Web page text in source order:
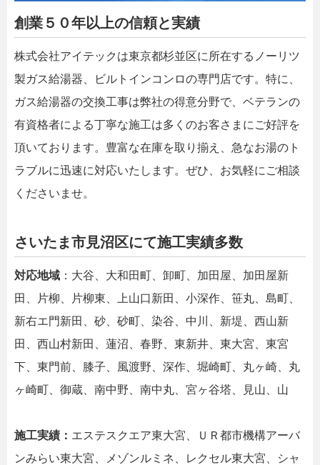
創業５０年以上の信頼と実績
株式会社アイテックは東京都杉並区に所在するノーリツ
製ガス給湯器、ビルトインコンロの専門店です。特に、
ガス給湯器の交換工事は弊社の得意分野で、ベテランの
有資格者による丁寧な施工は多くのお客さまにご好評を
頂いております。豊富な在庫を取り揃え、急なお湯のト
ラブルに迅速に対応いたします。ぜひ、お気軽にご相談
くださいませ。
さいたま市見沼区にて施工実績多数
対応地域 ：大谷、大和田町、卸町、加田屋、加田屋新
田、片柳、片柳東、上山口新田、小深作、笹丸、島町、
新右エ門新田、砂、砂町、染谷、中川、新堤、西山新
田、西山村新田、蓮沼、春野、東新井、東大宮、東宮
下、東門前、膝子、風渡野、深作、堀崎町、丸ヶ崎、丸
ヶ崎町、御蔵、南中野、南中丸、宮ヶ谷塔、見山、山
施工実績： エステスクエア東大宮、ＵＲ都市機構アーバ
ンみらい東大宮、メゾンルミネ、レクセル東大宮、シャ